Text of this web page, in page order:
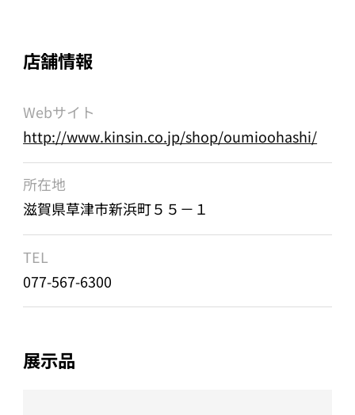
店舗情報
Webサイト
http://www.kinsin.co.jp/shop/oumioohashi/
所在地
滋賀県草津市新浜町５５－１
TEL
077-567-6300
展示品